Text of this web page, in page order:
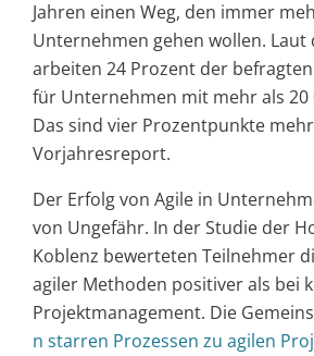
Jahren einen Weg, den immer
Unternehmen gehen wollen. Laut
arbeiten 24 Prozent der
für Unternehmen mit mehr als
Das sind vier Prozentpunkte
Vorjahresreport.
Der Erfolg von Agile in
von Ungefähr. In der Studie der
Koblenz bewerteten Teilnehmer
agiler Methoden positiver als bei
Projektmanagement. Die
n starren Prozessen zu agilen